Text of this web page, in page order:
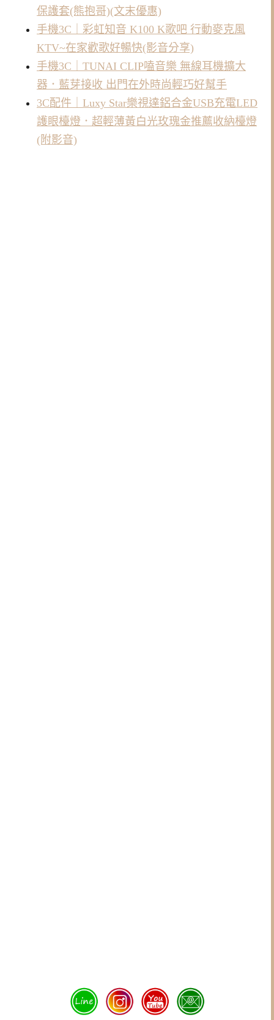
保護套(熊抱哥)(文末優惠)
手機3C｜彩虹知音 K100 K歌吧 行動麥克風
KTV~在家歡歌好暢快(影音分享)
手機3C｜TUNAI CLIP嗑音樂 無線耳機擴大
器．藍芽接收 出門在外時尚輕巧好幫手
3C配件｜Luxy Star樂視達鋁合金USB充電LED
護眼檯燈．超輕薄黃白光玫瑰金推薦收納檯燈
(附影音)